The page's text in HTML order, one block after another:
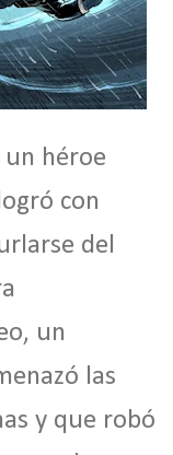
héroe
con
del
un
las
y que robó